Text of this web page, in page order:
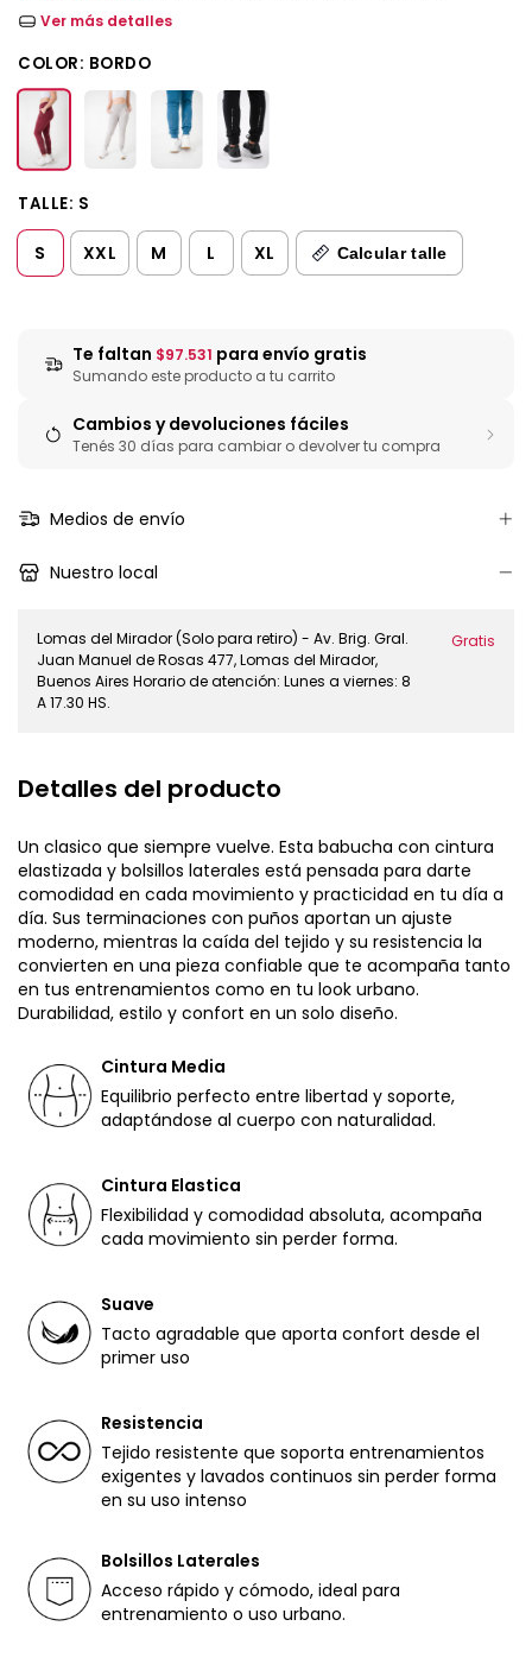
Ver más detalles
COLOR: BORDO
TALLE: S
S XXL M L XL Calcular talle
Te faltan $97.531 para envío gratis
Sumando este producto a tu carrito
Cambios y devoluciones fáciles
Tenés 30 días para cambiar o devolver tu compra
Medios de envío
Nuestro local
Lomas del Mirador (Solo para retiro) - Av. Brig. Gral.
Juan Manuel de Rosas 477, Lomas del Mirador,
Buenos Aires Horario de atención: Lunes a viernes: 8
A 17.30 HS.
Gratis
Detalles del producto
Un clasico que siempre vuelve. Esta babucha con cintura
elastizada y bolsillos laterales está pensada para darte
comodidad en cada movimiento y practicidad en tu día a
día. Sus terminaciones con puños aportan un ajuste
moderno, mientras la caída del tejido y su resistencia la
convierten en una pieza confiable que te acompaña tanto
en tus entrenamientos como en tu look urbano.
Durabilidad, estilo y confort en un solo diseño.
Cintura Media
Equilibrio perfecto entre libertad y soporte,
adaptándose al cuerpo con naturalidad.
Cintura Elastica
Flexibilidad y comodidad absoluta, acompaña
cada movimiento sin perder forma.
Suave
Tacto agradable que aporta confort desde el
primer uso
Resistencia
Tejido resistente que soporta entrenamientos
exigentes y lavados continuos sin perder forma
en su uso intenso
Bolsillos Laterales
Acceso rápido y cómodo, ideal para
entrenamiento o uso urbano.